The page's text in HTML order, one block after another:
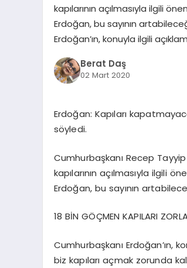
kapılarının açılmasıyla ilgili
Erdoğan, bu sayının
Erdoğan’ın, konuyla ilgili
Berat Daş
02 Mart 2020
Erdoğan: Kapıları
söyledi.
Cumhurbaşkanı Recep
kapılarının açılmasıyla ilgili
Erdoğan, bu sayının
18 BİN GÖÇMEN KAPILARI
Cumhurbaşkanı Erdoğan’ın,
biz kapıları açmak zorunda